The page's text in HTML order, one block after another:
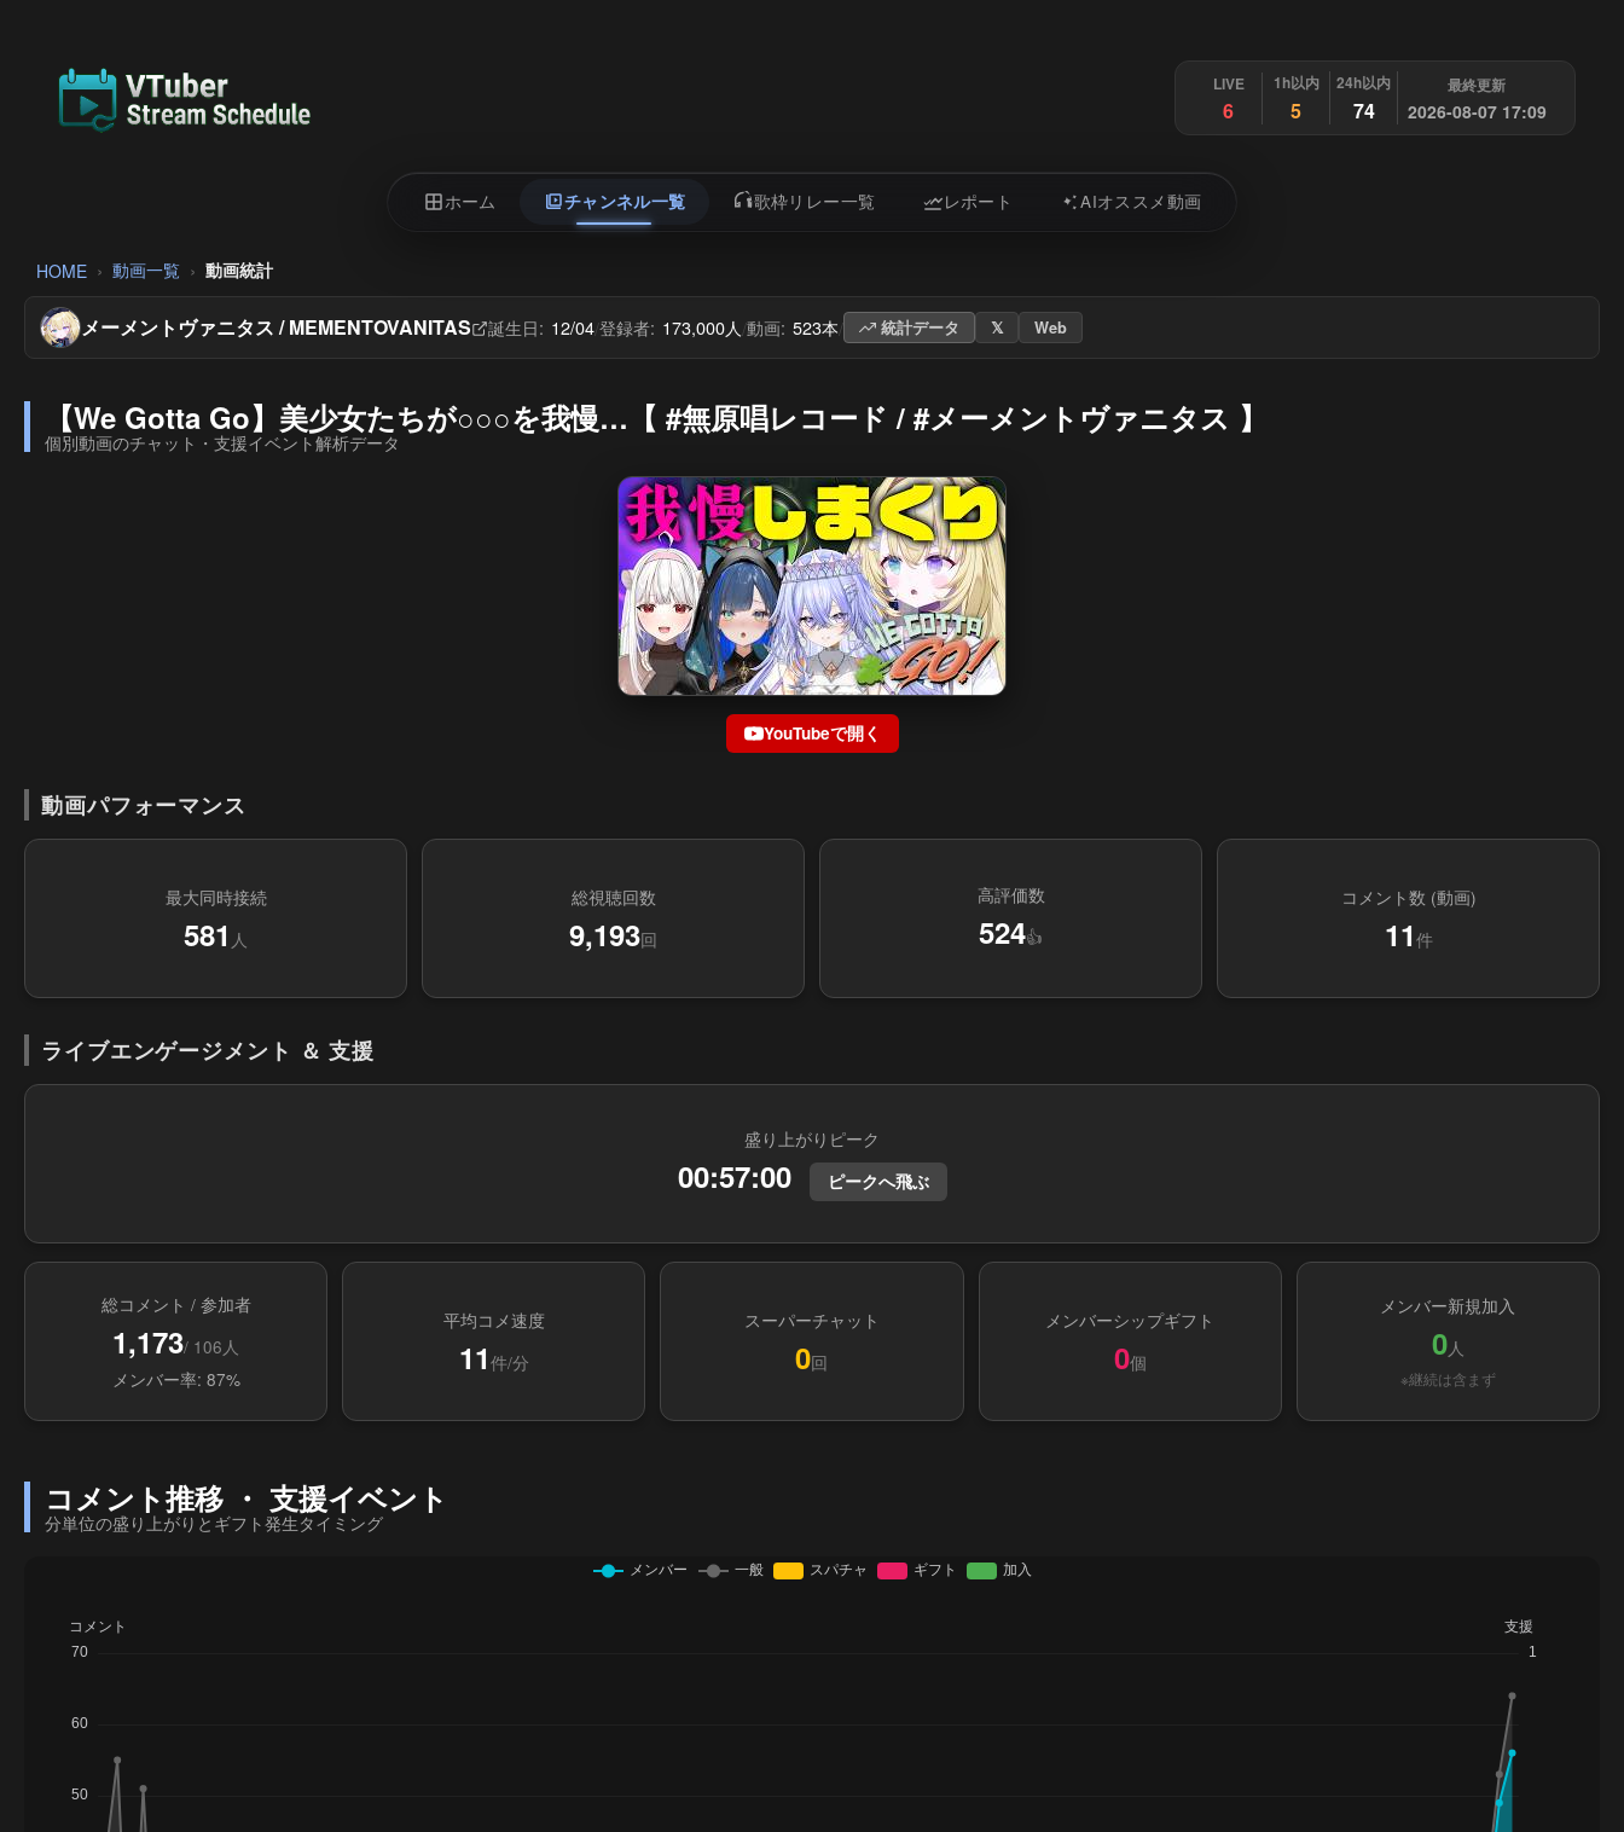
LIVE
6
1h以内
5
24h以内
74
最終更新
2026-08-07 17:09
ホーム チャンネル一覧 歌枠リレー一覧 レポート AIオススメ動画
HOME 動画一覧 動画統計
メーメントヴァニタス / MEMENTOVANITAS 誕生日: 12/04/登録者: 173,000人/動画: 523本/ 統計データ 𝕏 Web
【We Gotta Go】美少女たちが○○○を我慢…【 #無原唱レコード / #メーメントヴァニタス 】
個別動画のチャット・支援イベント解析データ
YouTubeで開く
動画パフォーマンス
最大同時接続
581 人
総視聴回数
9,193回
高評価数
524👍
コメント数 (動画)
11 件
ライブエンゲージメント ＆ 支援
盛り上がりピーク
00:57:00 ピークへ飛ぶ
総コメント / 参加者
1,173/ 106人
メンバー率: 87%
平均コメ速度
11 件/分
スーパーチャット
0回
メンバーシップギフト
0個
メンバー新規加入
0人
※継続は含まず
コメント推移 ・ 支援イベント
分単位の盛り上がりとギフト発生タイミング